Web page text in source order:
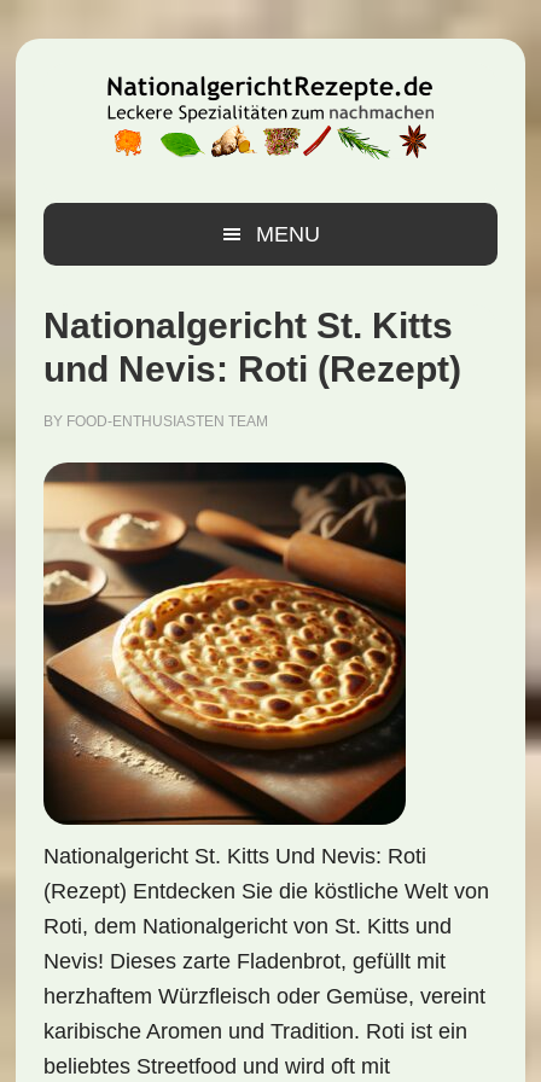
Hauptnavigation
Inhalt
Seitenspalte
MENU
Nationalgericht St. Kitts
und Nevis: Roti (Rezept)
BY FOOD-ENTHUSIASTEN TEAM
Nationalgericht St. Kitts Und Nevis: Roti
(Rezept) Entdecken Sie die köstliche Welt von
Roti, dem Nationalgericht von St. Kitts und
Nevis! Dieses zarte Fladenbrot, gefüllt mit
herzhaftem Würzfleisch oder Gemüse, vereint
karibische Aromen und Tradition. Roti ist ein
beliebtes Streetfood und wird oft mit